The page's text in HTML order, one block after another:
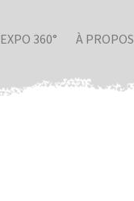
EXPO 360° À PROPOS